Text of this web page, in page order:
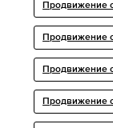
Продвижение
Продвижение
Продвижение
Продвижение